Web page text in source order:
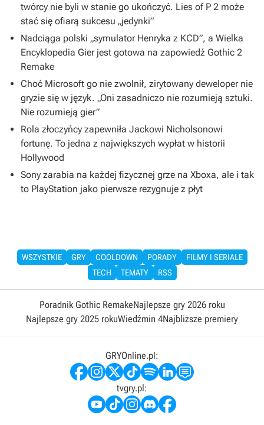
twórcy nie byli w stanie go ukończyć. Lies of P 2 może
stać się ofiarą sukcesu „jedynki”
Nadciąga polski „symulator Henryka z KCD”, a Wielka
Encyklopedia Gier jest gotowa na zapowiedź Gothic 2
Remake
Choć Microsoft go nie zwolnił, zirytowany deweloper nie
gryzie się w język. „Oni zasadniczo nie rozumieją sztuki.
Nie rozumieją gier”
Rola złoczyńcy zapewniła Jackowi Nicholsonowi
fortunę. To jedna z największych wypłat w historii
Hollywood
Sony zarabia na każdej fizycznej grze na Xboxa, ale i tak
to PlayStation jako pierwsze rezygnuje z płyt
WSZYSTKIE GRY COOLDOWN PORADY
FILMY I SERIALE
TECH
TEMATY RSS
Poradnik Gothic RemakeNajlepsze gry 2026 roku
Najlepsze gry 2025 rokuWiedźmin 4Najbliższe premiery
GRYOnline.pl:
tvgry.pl: